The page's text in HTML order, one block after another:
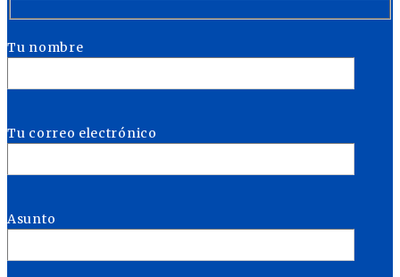
Tu nombre
Tu correo electrónico
Asunto